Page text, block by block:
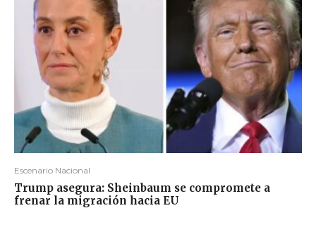
Escenario Nacional
Trump asegura: Sheinbaum se compromete a
frenar la migración hacia EU